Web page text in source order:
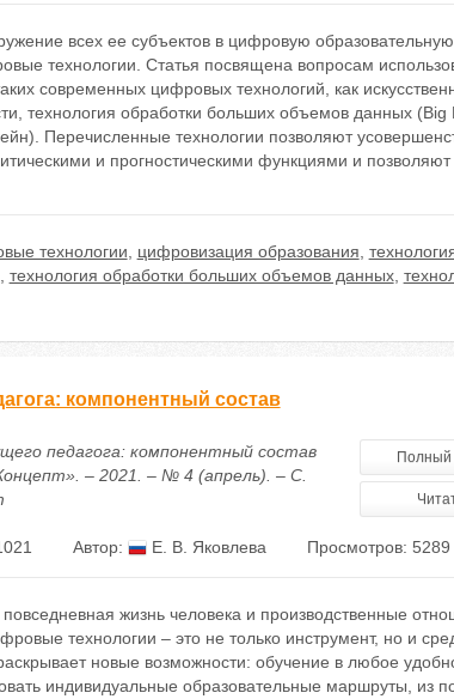
всех ее субъектов в цифровую
технологии. Статья посвящена вопросам
современных цифровых технологий, как
технология обработки больших объемов данных (Big
Перечисленные технологии позволяют
и прогностическими функциями и позволяют
технологии цифровизация образования
технология обработки больших объемов данных,
компонентный состав
педагога: компонентный состав
– 2021. – № 4 (апрель). – С.
Полный
Автор: Е. В. Яковлева Просмотров: 5289
жизнь человека и производственные
технологии – это не только инструмент, но и
новые возможности: обучение в любое
индивидуальные образовательные маршруты, из